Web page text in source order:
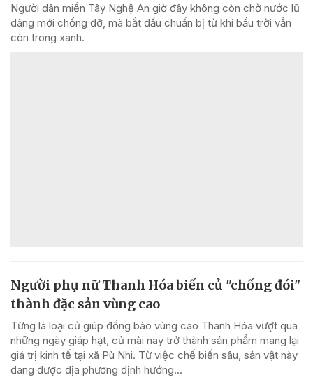
Người dân miền Tây Nghệ An giờ đây không còn chờ nước lũ
dâng mới chống đỡ, mà bắt đầu chuẩn bị từ khi bầu trời vẫn
còn trong xanh.
Người phụ nữ Thanh Hóa biến củ "chống đói"
thành đặc sản vùng cao
Từng là loại củ giúp đồng bào vùng cao Thanh Hóa vượt qua
những ngày giáp hạt, củ mài nay trở thành sản phẩm mang lại
giá trị kinh tế tại xã Pù Nhi. Từ việc chế biến sâu, sản vật này
đang được địa phương định hướng...